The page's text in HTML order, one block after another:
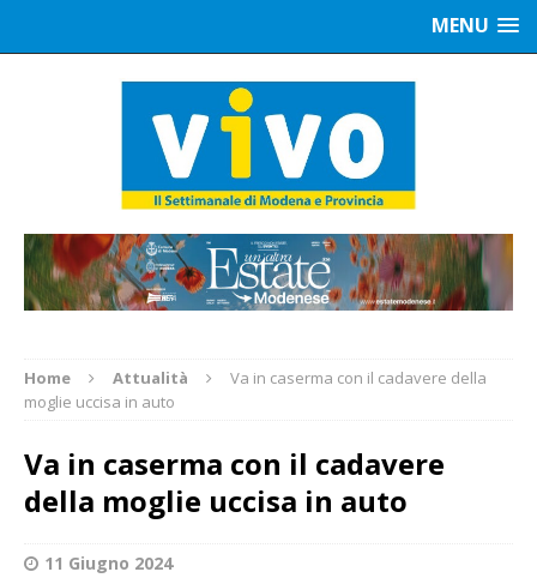
MENU
Home Attualità
Va in caserma con il cadavere della
moglie uccisa in auto
Va in caserma con il cadavere
della moglie uccisa in auto
11 Giugno 2024